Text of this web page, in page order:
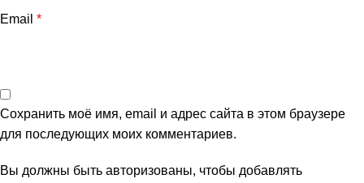
Email *
Сохранить моё имя, email и адрес сайта в этом браузере
для последующих моих комментариев.
Вы должны быть авторизованы, чтобы добавлять